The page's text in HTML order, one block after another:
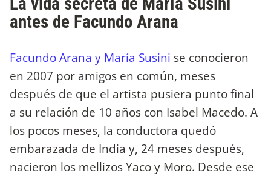
antes de Facundo Arana
Facundo Arana y María Susini se conocieron
en 2007 por amigos en común, meses
después de que el artista pusiera punto final
a su relación de 10 años con Isabel Macedo. A
los pocos meses, la conductora quedó
embarazada de India y, 24 meses después,
nacieron los mellizos Yaco y Moro. Desde ese